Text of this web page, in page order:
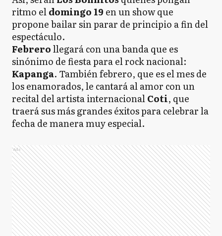
ritmo eldomingo 19 en un show que
propone bailar sin parar de principio a fin del
espectáculo.
Febrerollegará con una banda que es
sinónimo de fiesta para el rock nacional:
Kapanga. También febrero, que es el mes de
los enamorados, le cantará al amor con un
recital del artista internacionalCoti, que
traerá sus más grandes éxitos para celebrar la
fecha de manera muy especial.
Ads